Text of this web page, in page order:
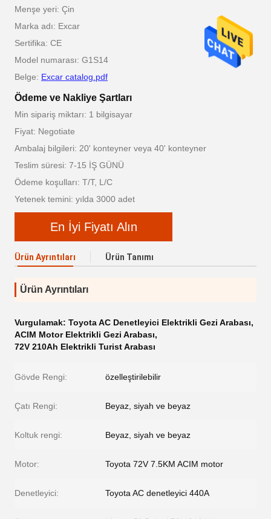
Menşe yeri: Çin
Marka adı: Excar
Sertifika: CE
Model numarası: G1S14
Belge: Excar catalog.pdf
Ödeme ve Nakliye Şartları
Min sipariş miktarı: 1 bilgisayar
Fiyat: Negotiate
Ambalaj bilgileri: 20' konteyner veya 40' konteyner
Teslim süresi: 7-15 İŞ GÜNÜ
Ödeme koşulları: T/T, L/C
Yetenek temini: yılda 3000 adet
En İyi Fiyatı Alın
Ürün Ayrıntıları Ürün Tanımı
Ürün Ayrıntıları
Vurgulamak: Toyota AC Denetleyici Elektrikli Gezi Arabası,
ACIM Motor Elektrikli Gezi Arabası,
72V 210Ah Elektrikli Turist Arabası
Gövde Rengi: özelleştirilebilir
Çatı Rengi: Beyaz, siyah ve beyaz
Koltuk rengi: Beyaz, siyah ve beyaz
Motor: Toyota 72V 7.5KM ACIM motor
Denetleyici: Toyota AC denetleyici 440A